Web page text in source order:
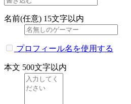
名前(任意) 15文字以内
プロフィール名を使用する
本文 500文字以内